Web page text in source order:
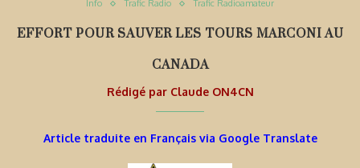
Info Trafic Radio Trafic Radioamateur
EFFORT POUR SAUVER LES TOURS MARCONI AU
CANADA
Rédigé par Claude ON4CN
Article traduite en Français via Google Translate